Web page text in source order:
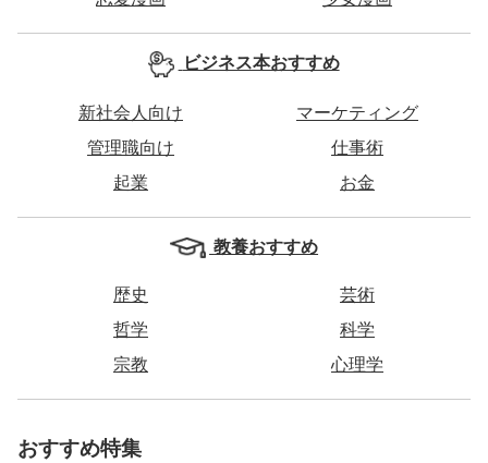
ビジネス本おすすめ
新社会人向け
マーケティング
管理職向け
仕事術
起業
お金
教養おすすめ
歴史
芸術
哲学
科学
宗教
心理学
おすすめ特集